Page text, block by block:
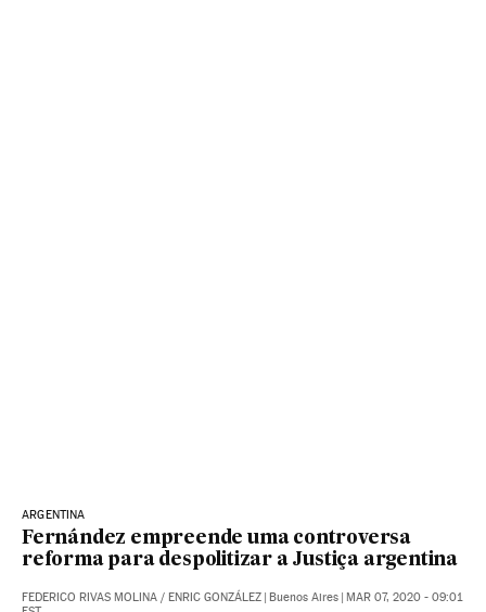
ARGENTINA
Fernández empreende uma controversa
reforma para despolitizar a Justiça argentina
FEDERICO RIVAS MOLINA / ENRIC GONZÁLEZ | Buenos Aires | MAR 07, 2020 - 09:01